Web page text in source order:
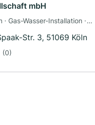
mbH
· Gas-Wasser-Installation ·
Sanitärinstallateur
Str. 3, 51069 Köln
(0)